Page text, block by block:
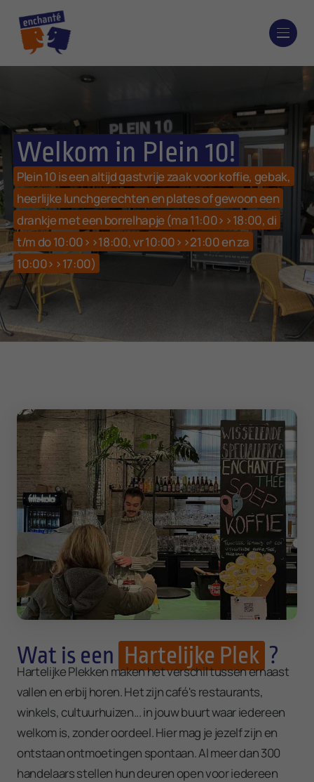
Welkom in Plein 10!
Plein 10 is een altijd gastvrije zaak voor koffie, gebak,
heerlijke lunchgerechten en plates of gewoon een
drankje met een borrelhapje (ma 11:00>>18:00, di
t/m do 10:00>>18:00, vr 10:00>>21:00 en za
10:00>>17:00)
Wat is een Hartelijke Plek ?
Hartelijke Plekken maken het verschil tussen ernaast
vallen en erbij horen. Het zijn café's restaurants,
winkels, cultuurhuizen... in jouw buurt waar iedereen
welkom is, zonder oordeel. Hier mag je jezelf zijn en
ontstaan ontmoetingen spontaan. Al meer dan 300
handelaars stellen hun deuren open voor iedereen